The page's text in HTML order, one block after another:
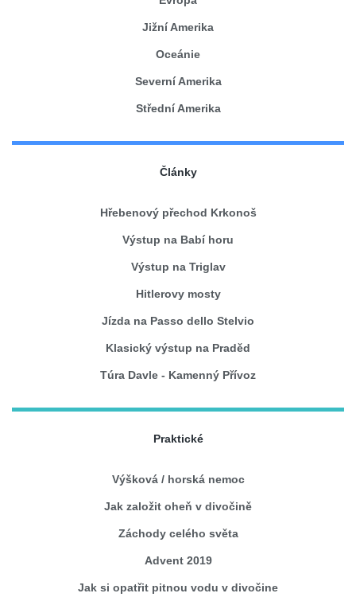
Jižní Amerika
Oceánie
Severní Amerika
Střední Amerika
Články
Hřebenový přechod Krkonoš
Výstup na Babí horu
Výstup na Triglav
Hitlerovy mosty
Jízda na Passo dello Stelvio
Klasický výstup na Praděd
Túra Davle - Kamenný Přívoz
Praktické
Výšková / horská nemoc
Jak založit oheň v divočině
Záchody celého světa
Advent 2019
Jak si opatřit pitnou vodu v divočine